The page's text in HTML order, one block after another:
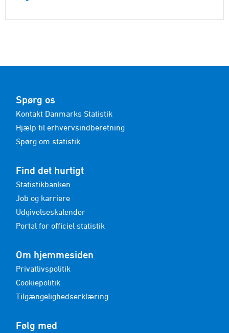
Spørg os
Kontakt Danmarks Statistik
Hjælp til erhvervsindberetning
Spørg om statistik
Find det hurtigt
Statistikbanken
Job og karriere
Udgivelseskalender
Portal for officiel statistik
Om hjemmesiden
Privatlivspolitik
Cookiepolitik
Tilgængelighedserklæring
Følg med